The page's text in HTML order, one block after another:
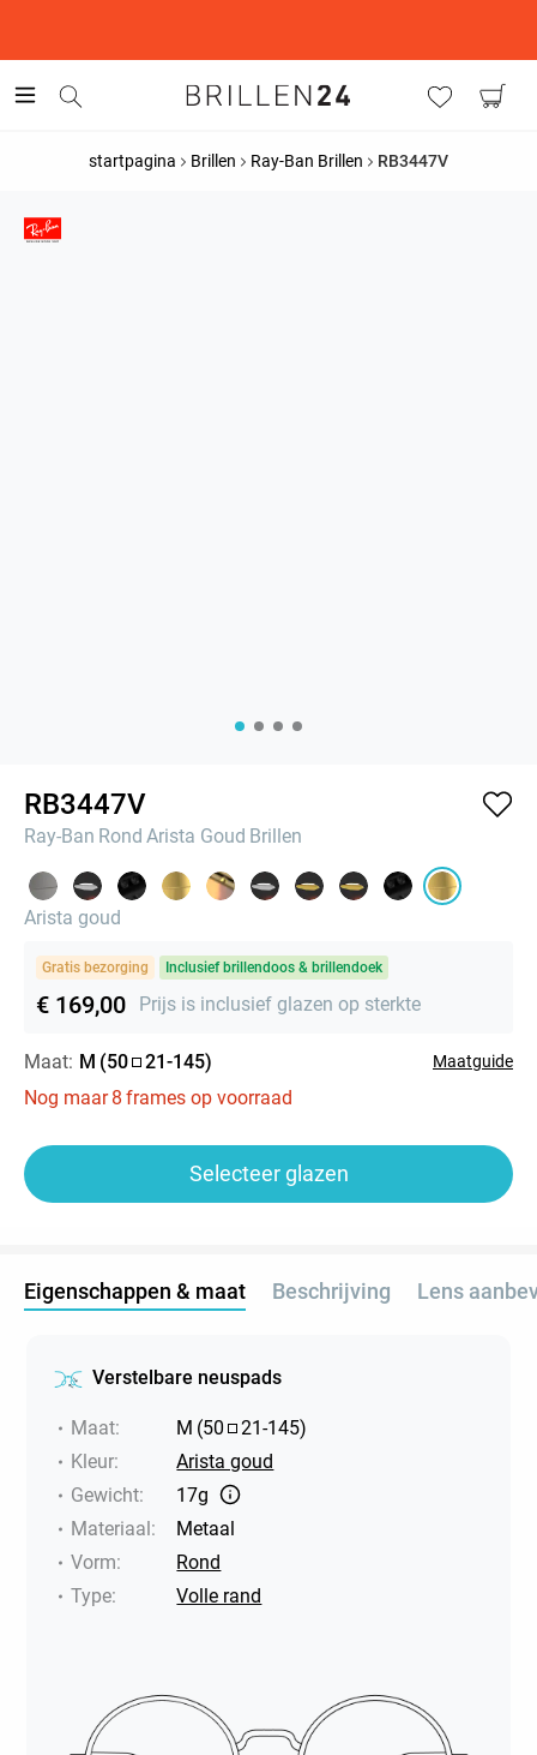
startpagina Brillen Ray-Ban Brillen RB3447V
RB3447V
Ray-Ban Rond Arista Goud Brillen
Arista goud
Gratis bezorging Inclusief brillendoos & brillendoek
€ 169,00 Prijs is inclusief glazen op sterkte
Maat: M (50 21-145) Maatguide
Nog maar 8 frames op voorraad
Selecteer glazen
Eigenschappen & maat Beschrijving Lens
Verstelbare neuspads
Maat: M (50 21-145)
Kleur:
Arista goud
Gewicht:
17g
Materiaal:
Metaal
Vorm:
Rond
Type: Volle rand